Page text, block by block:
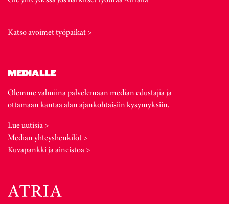
Katso avoimet työpaikat >
MEDIALLE
Olemme valmiina palvelemaan median edustajia ja
ottamaan kantaa alan ajankohtaisiin kysymyksiin.
Lue uutisia >
Median yhteyshenkilöt >
Kuvapankki ja aineistoa >